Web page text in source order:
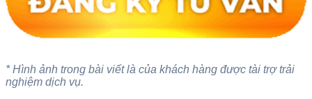
* Hình ảnh trong bài viết là của khách hàng được tài trợ trải
nghiệm dịch vụ.